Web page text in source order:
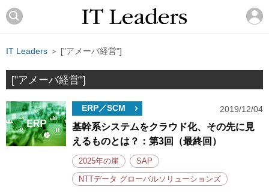
IT Leaders ＞ ["アメーバ経営"]
["アメーバ経営"]
ERP／SCM 2019/12/04
基幹系システムをクラウド化、その先に見
えるものとは？：第3回（最終回）
2025年の崖 SAP
NTTデータ グローバルソリューションズ